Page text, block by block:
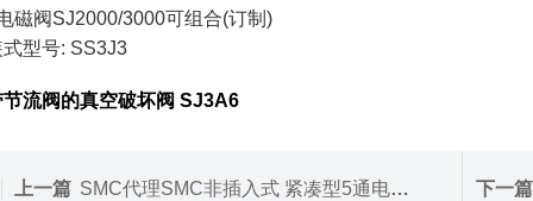
磁阀SJ2000/3000可组合(订制)
型号: SS3J3
流阀的真空破坏阀 SJ3A6
上一篇 SMC代理SMC非插入式 紧凑型5通电磁阀 JSY3000 下一篇